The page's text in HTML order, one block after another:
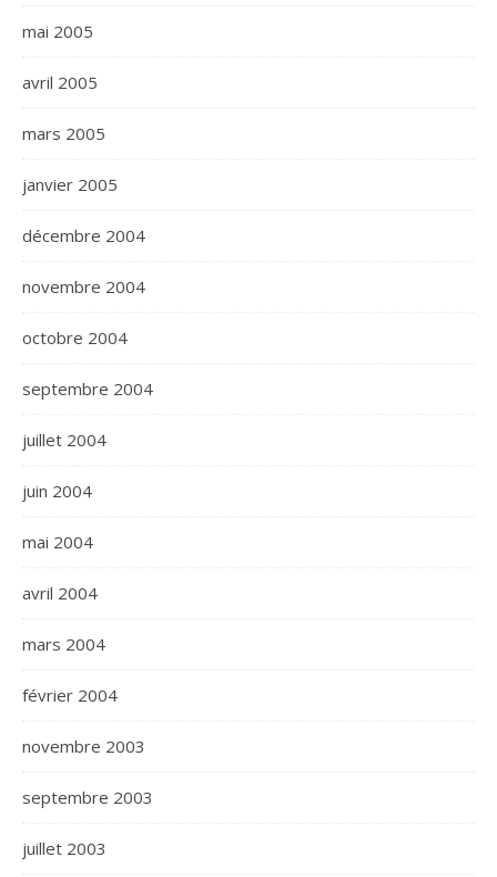
mai 2005
avril 2005
mars 2005
janvier 2005
décembre 2004
novembre 2004
octobre 2004
septembre 2004
juillet 2004
juin 2004
mai 2004
avril 2004
mars 2004
février 2004
novembre 2003
septembre 2003
juillet 2003